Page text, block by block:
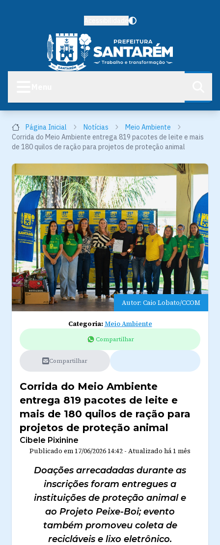
Página Inicial Notícias
Meio Ambiente
Corrida do Meio Ambiente entrega 819 pacotes de leite e mais
de 180 quilos de ração para projetos de proteção animal
Autor: Caio Lobato/CCOM
Categoria:Meio Ambiente
Compartilhar
Compartilhar
Corrida do Meio Ambiente
entrega 819 pacotes de leite e
mais de 180 quilos de ração para
projetos de proteção animal
Cibele Pixinine
Publicado em 17/06/2026 14:42 - Atualizado há 1 mês
Doações arrecadadas durante as
inscrições foram entregues a
instituições de proteção animal e
ao Projeto Peixe-Boi; evento
também promoveu coleta de
recicláveis e lixo eletrônico.